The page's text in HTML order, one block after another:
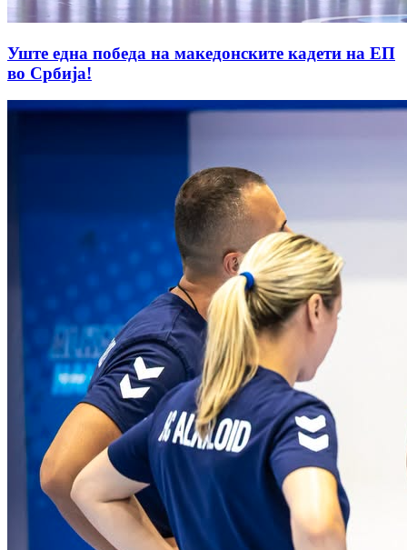
Уште една победа на македонските кадети на ЕП
во Србија!